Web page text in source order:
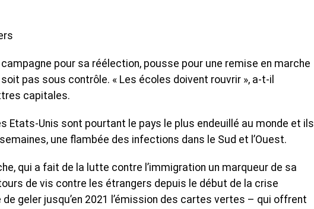
pour sa réélection, pousse pour une remise en marche
pas sous contrôle. « Les écoles doivent rouvrir », a-t-il
capitales.
Etats-Unis sont pourtant le pays le plus endeuillé au monde et ils
une flambée des infections dans le Sud et l’Ouest.
qui a fait de la lutte contre l’immigration un marqueur de sa
de vis contre les étrangers depuis le début de la crise
de geler jusqu’en 2021 l’émission des cartes vertes – qui offrent